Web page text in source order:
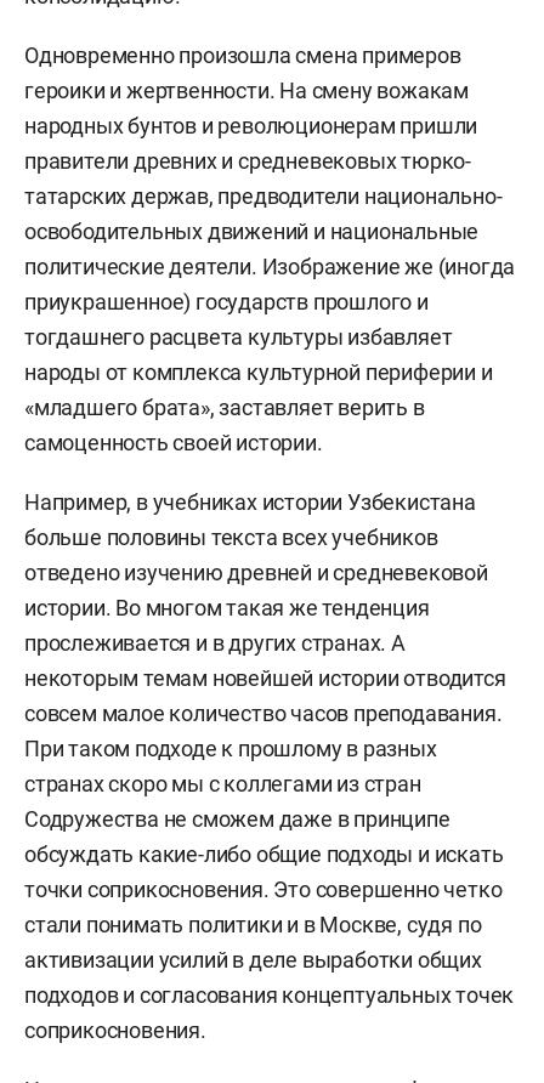
Одновременно произошла смена примеров
героики и жертвенности. На смену вожакам
народных бунтов и революционерам пришли
правители древних и средневековых тюрко-
татарских держав, предводители национально-
освободительных движений и национальные
политические деятели. Изображение же (иногда
приукрашенное) государств прошлого и
тогдашнего расцвета культуры избавляет
народы от комплекса культурной периферии и
«младшего брата», заставляет верить в
самоценность своей истории.
Например, в учебниках истории Узбекистана
больше половины текста всех учебников
отведено изучению древней и средневековой
истории. Во многом такая же тенденция
прослеживается и в других странах. А
некоторым темам новейшей истории отводится
совсем малое количество часов преподавания.
При таком подходе к прошлому в разных
странах скоро мы с коллегами из стран
Содружества не сможем даже в принципе
обсуждать какие-либо общие подходы и искать
точки соприкосновения. Это совершенно четко
стали понимать политики и в Москве, судя по
активизации усилий в деле выработки общих
подходов и согласования концептуальных точек
соприкосновения.